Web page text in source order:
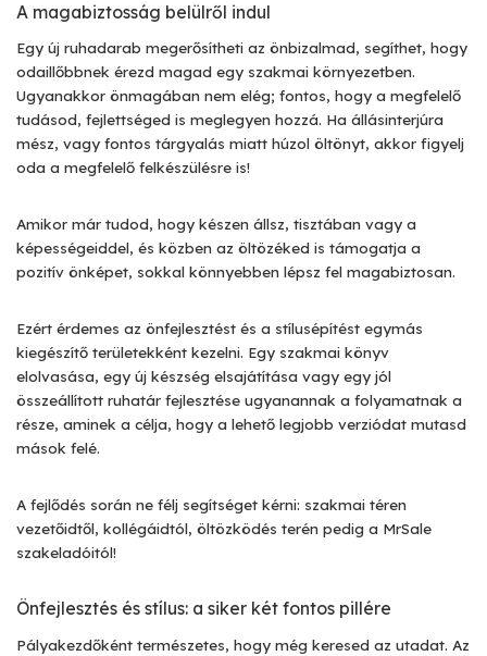
A magabiztosság belülről indul
Egy új ruhadarab megerősítheti az önbizalmad, segíthet, hogy
odaillőbbnek érezd magad egy szakmai környezetben.
Ugyanakkor önmagában nem elég; fontos, hogy a megfelelő
tudásod, fejlettséged is meglegyen hozzá. Ha állásinterjúra
mész, vagy fontos tárgyalás miatt húzol öltönyt, akkor figyelj
oda a megfelelő felkészülésre is!
Amikor már tudod, hogy készen állsz, tisztában vagy a
képességeiddel, és közben az öltözéked is támogatja a
pozitív önképet, sokkal könnyebben lépsz fel magabiztosan.
Ezért érdemes az önfejlesztést és a stílusépítést egymás
kiegészítő területekként kezelni. Egy szakmai könyv
elolvasása, egy új készség elsajátítása vagy egy jól
összeállított ruhatár fejlesztése ugyanannak a folyamatnak a
része, aminek a célja, hogy a lehető legjobb verziódat mutasd
mások felé.
A fejlődés során ne félj segítséget kérni: szakmai téren
vezetőidtől, kollégáidtól, öltözködés terén pedig a MrSale
szakeladóitól!
Önfejlesztés és stílus: a siker két fontos pillére
Pályakezdőként természetes, hogy még keresed az utadat. Az